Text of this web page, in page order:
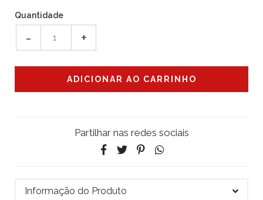
Quantidade
- +
Partilhar nas redes sociais
Informação do Produto